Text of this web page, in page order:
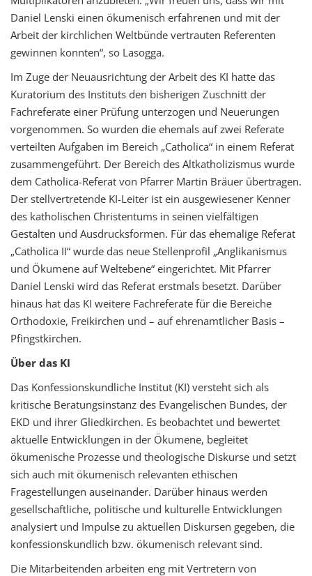
Daniel Lenski einen ökumenisch erfahrenen und mit der
Arbeit der kirchlichen Weltbünde vertrauten Referenten
gewinnen konnten“, so Lasogga.
Im Zuge der Neuausrichtung der Arbeit des KI hatte das
Kuratorium des Instituts den bisherigen Zuschnitt der
Fachreferate einer Prüfung unterzogen und Neuerungen
vorgenommen. So wurden die ehemals auf zwei Referate
verteilten Aufgaben im Bereich „Catholica“ in einem Referat
zusammengeführt. Der Bereich des Altkatholizismus wurde
dem Catholica-Referat von Pfarrer Martin Bräuer übertragen.
Der stellvertretende KI-Leiter ist ein ausgewiesener Kenner
des katholischen Christentums in seinen vielfältigen
Gestalten und Ausdrucksformen. Für das ehemalige Referat
„Catholica II“ wurde das neue Stellenprofil „Anglikanismus
und Ökumene auf Weltebene“ eingerichtet. Mit Pfarrer
Daniel Lenski wird das Referat erstmals besetzt. Darüber
hinaus hat das KI weitere Fachreferate für die Bereiche
Orthodoxie, Freikirchen und – auf ehrenamtlicher Basis –
Pfingstkirchen.
Über das KI
Das Konfessionskundliche Institut (KI) versteht sich als
kritische Beratungsinstanz des Evangelischen Bundes, der
EKD und ihrer Gliedkirchen. Es beobachtet und bewertet
aktuelle Entwicklungen in der Ökumene, begleitet
ökumenische Prozesse und theologische Diskurse und setzt
sich auch mit ökumenisch relevanten ethischen
Fragestellungen auseinander. Darüber hinaus werden
gesellschaftliche, politische und kulturelle Entwicklungen
analysiert und Impulse zu aktuellen Diskursen gegeben, die
konfessionskundlich bzw. ökumenisch relevant sind.
Die Mitarbeitenden arbeiten eng mit Vertretern von